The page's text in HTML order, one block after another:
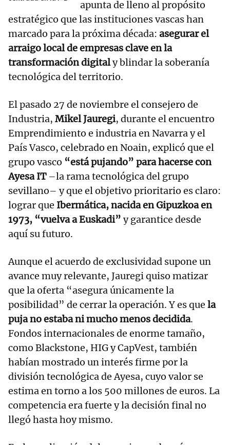
apunta de lleno al propósito
estratégico que las instituciones vascas han
marcado para la próxima década: asegurar el
arraigo local de empresas clave en la
transformación digitaly blindar la soberanía
tecnológica del territorio.
El pasado 27 de noviembre el consejero de
Industria, Mikel Jauregi, durante el encuentro
Emprendimiento e industria en Navarra y el
País Vasco, celebrado en Noain, explicó que el
grupo vasco “está pujando” para hacerse con
Ayesa IT –la rama tecnológica del grupo
sevillano– y que el objetivo prioritario es claro:
lograr que Ibermática, nacida en Gipuzkoa en
1973, “vuelva a Euskadi” y garantice desde
aquí su futuro.
Aunque el acuerdo de exclusividad supone un
avance muy relevante, Jauregi quiso matizar
que la oferta “asegura únicamente la
posibilidad” de cerrar la operación. Y es que la
puja no estaba ni mucho menos decidida.
Fondos internacionales de enorme tamaño,
como Blackstone, HIG y CapVest, también
habían mostrado un interés firme por la
división tecnológica de Ayesa, cuyo valor se
estima en torno a los 500 millones de euros. La
competencia era fuerte y la decisión final no
llegó hasta hoy mismo.